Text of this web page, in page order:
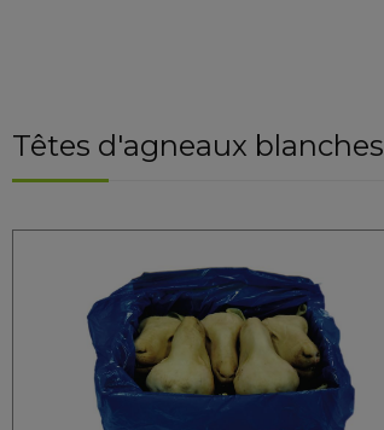
Têtes d'agneaux blanches